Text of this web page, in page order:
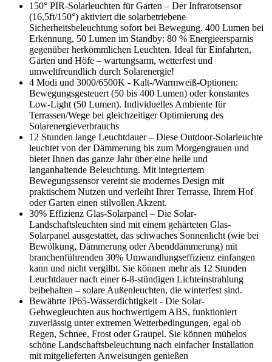
150° PIR-Solarleuchten für Garten – Der Infrarotsensor
(16,5ft/150°) aktiviert die solarbetriebene
Sicherheitsbeleuchtung sofort bei Bewegung. 400 Lumen bei
Erkennung, 50 Lumen im Standby: 80 % Energieersparnis
gegenüber herkömmlichen Leuchten. Ideal für Einfahrten,
Gärten und Höfe – wartungsarm, wetterfest und
umweltfreundlich durch Solarenergie!
4 Modi und 3000/6500K - Kalt-/Warmweiß-Optionen:
Bewegungsgesteuert (50 bis 400 Lumen) oder konstantes
Low-Light (50 Lumen). Individuelles Ambiente für
Terrassen/Wege bei gleichzeitiger Optimierung des
Solarenergieverbrauchs
12 Stunden lange Leuchtdauer – Diese Outdoor-Solarleuchte
leuchtet von der Dämmerung bis zum Morgengrauen und
bietet Ihnen das ganze Jahr über eine helle und
langanhaltende Beleuchtung. Mit integriertem
Bewegungssensor vereint sie modernes Design mit
praktischem Nutzen und verleiht Ihrer Terrasse, Ihrem Hof
oder Garten einen stilvollen Akzent.
30% Effizienz Glas-Solarpanel – Die Solar-
Landschaftsleuchten sind mit einem gehärteten Glas-
Solarpanel ausgestattet, das schwaches Sonnenlicht (wie bei
Bewölkung, Dämmerung oder Abenddämmerung) mit
branchenführenden 30% Umwandlungseffizienz einfangen
kann und nicht vergilbt. Sie können mehr als 12 Stunden
Leuchtdauer nach einer 6-8-stündigen Lichteinstrahlung
beibehalten – solare Außenleuchten, die winterfest sind.
Bewährte IP65-Wasserdichtigkeit - Die Solar-
Gehwegleuchten aus hochwertigem ABS, funktioniert
zuverlässig unter extremen Wetterbedingungen, egal ob
Regen, Schnee, Frost oder Graupel. Sie können mühelos
schöne Landschaftsbeleuchtung nach einfacher Installation
mit mitgelieferten Anweisungen genießen